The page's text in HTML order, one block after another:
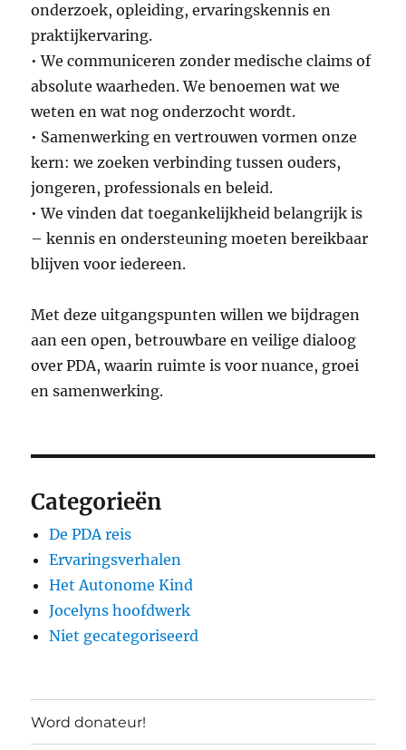
onderzoek, opleiding, ervaringskennis en
praktijkervaring.
• We communiceren zonder medische claims of
absolute waarheden. We benoemen wat we
weten en wat nog onderzocht wordt.
• Samenwerking en vertrouwen vormen onze
kern: we zoeken verbinding tussen ouders,
jongeren, professionals en beleid.
• We vinden dat toegankelijkheid belangrijk is
– kennis en ondersteuning moeten bereikbaar
blijven voor iedereen.
Met deze uitgangspunten willen we bijdragen
aan een open, betrouwbare en veilige dialoog
over PDA, waarin ruimte is voor nuance, groei
en samenwerking.
Categorieën
De PDA reis
Ervaringsverhalen
Het Autonome Kind
Jocelyns hoofdwerk
Niet gecategoriseerd
Word donateur!